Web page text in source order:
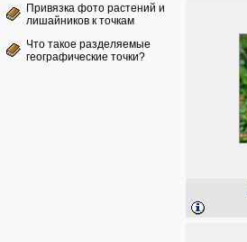
Привязка фото растений и
лишайников к точкам
Что такое разделяемые
географические точки?